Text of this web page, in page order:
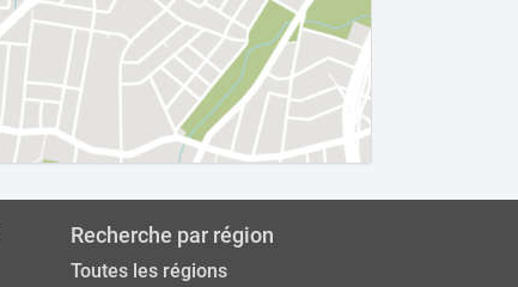
Recherche par région
Toutes les régions